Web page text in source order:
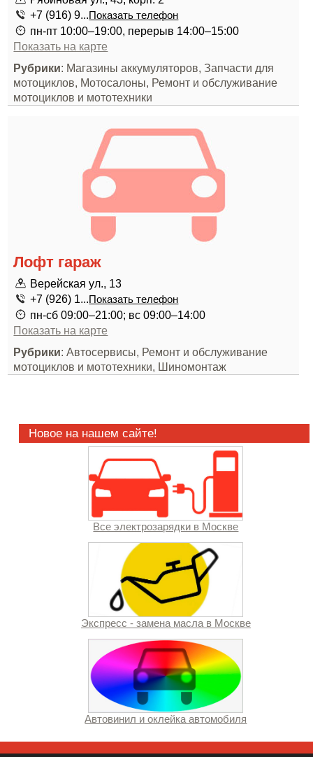
+7 (916) 9...Показать телефон
пн-пт 10:00–19:00, перерыв 14:00–15:00
Показать на карте
Рубрики: Магазины аккумуляторов, Запчасти для
мотоциклов, Мотосалоны, Ремонт и обслуживание
мотоциклов и мототехники
Лофт гараж
Верейская ул., 13
+7 (926) 1...Показать телефон
пн-сб 09:00–21:00; вс 09:00–14:00
Показать на карте
Рубрики: Автосервисы, Ремонт и обслуживание
мотоциклов и мототехники, Шиномонтаж
Новое на нашем сайте!
Все электрозарядки в Москве
Экспресс - замена масла в Москве
Автовинил и оклейка автомобиля